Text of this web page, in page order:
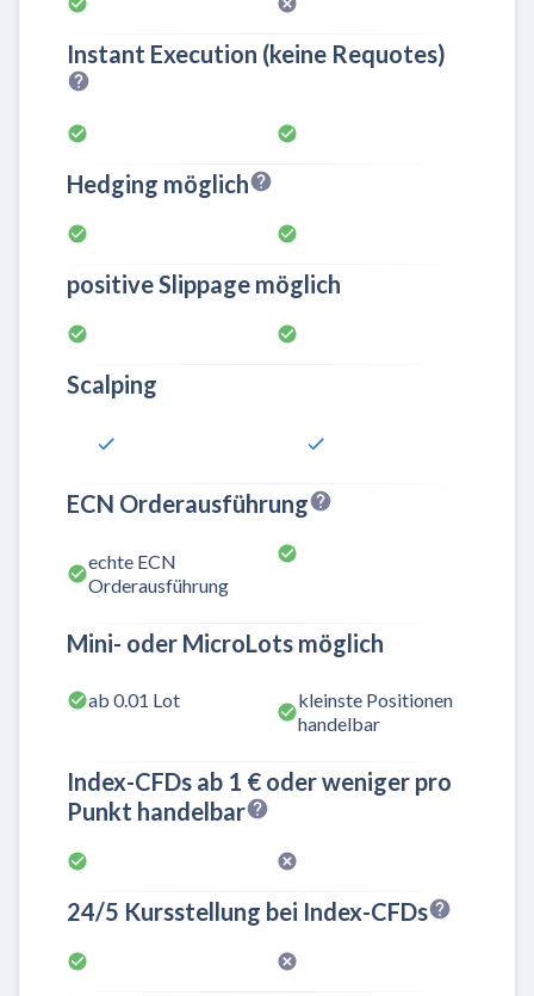
Instant Execution (keine Requotes)
Hedging möglich
positive Slippage möglich
Scalping
ECN Orderausführung
echte ECN
Orderausführung
Mini- oder MicroLots möglich
ab 0.01 Lot
kleinste Positionen
handelbar
Index-CFDs ab 1 € oder weniger pro
Punkt handelbar
24/5 Kursstellung bei Index-CFDs